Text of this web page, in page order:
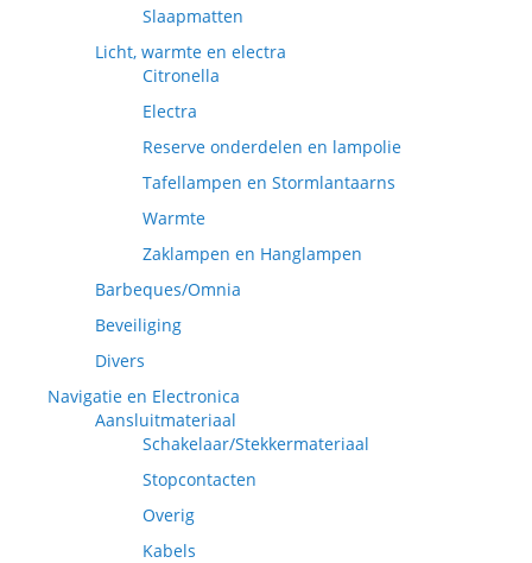
Slaapmatten
Licht, warmte en electra
Citronella
Electra
Reserve onderdelen en lampolie
Tafellampen en Stormlantaarns
Warmte
Zaklampen en Hanglampen
Barbeques/Omnia
Beveiliging
Divers
Navigatie en Electronica
Aansluitmateriaal
Schakelaar/Stekkermateriaal
Stopcontacten
Overig
Kabels